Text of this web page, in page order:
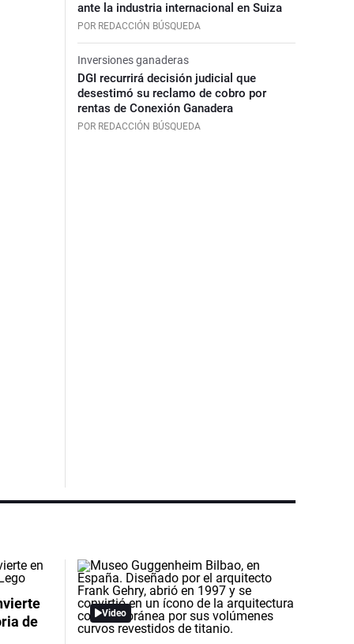
ante la industria internacional en Suiza
POR REDACCIÓN BÚSQUEDA
Inversiones ganaderas
DGI recurrirá decisión judicial que
desestimó su reclamo de cobro por
rentas de Conexión Ganadera
POR REDACCIÓN BÚSQUEDA
de
Video